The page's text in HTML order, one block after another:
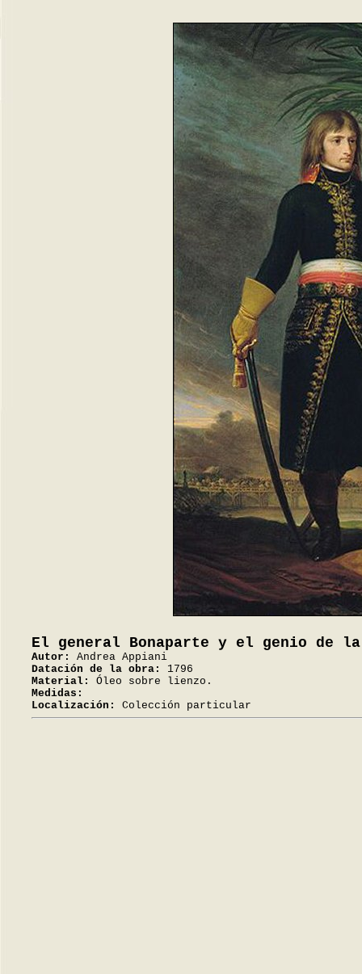
El general Bonaparte y el genio de
Autor:
Andrea Appiani
Datación de la obra:
1796
Material:
Óleo sobre lienzo.
Medidas:
Localización:
Colección particular